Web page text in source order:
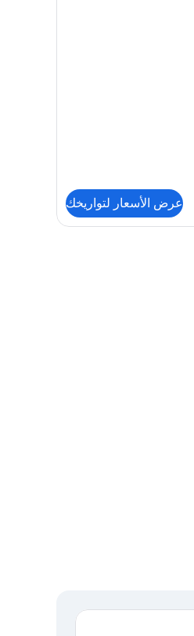
عرض الأسعار لتواريخك